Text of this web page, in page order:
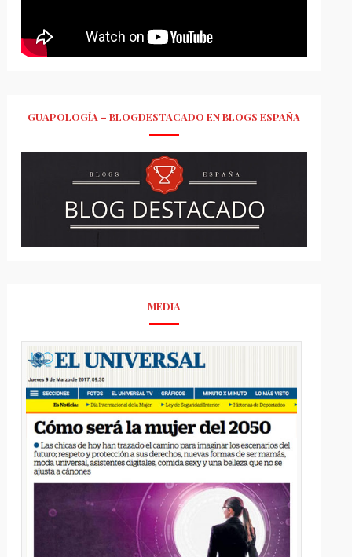
GUAPOLOGÍA – BLOGDESTACADO EN BLOGS ESPAÑA
MEDIA